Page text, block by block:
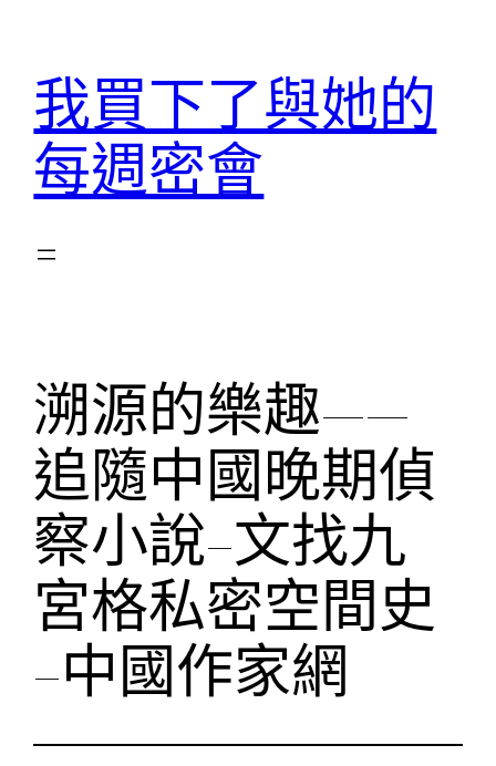
我買下了與她的
每週密會
溯源的樂趣——
追隨中國晚期偵
察小說–文找九
宮格私密空間史
–中國作家網